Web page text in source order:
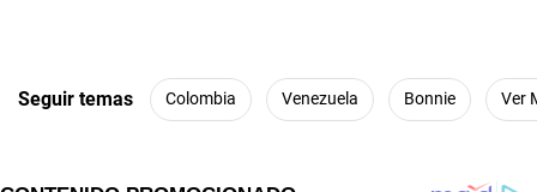
Seguir temas Colombia Venezuela Bonnie Ver